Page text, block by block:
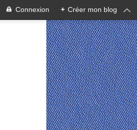
Connexion + Créer mon blog